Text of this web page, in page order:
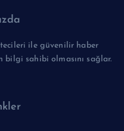
ile güvenilir haber
bilgi sahibi olmasını sağlar.